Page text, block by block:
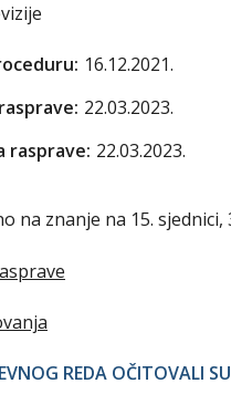
16.12.2021.
22.03.2023.
rasprave: 22.03.2023.
na znanje na 15.
REDA OČITOVALI SU